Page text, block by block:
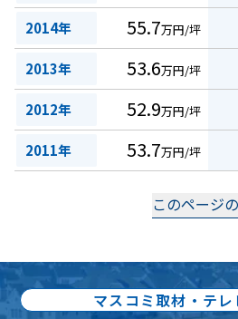
2014年 55.7万円/坪
2013年 53.6万円/坪
2012年 52.9万円/坪
2011年 53.7万円/坪
このページ
マスコミ取材・テ